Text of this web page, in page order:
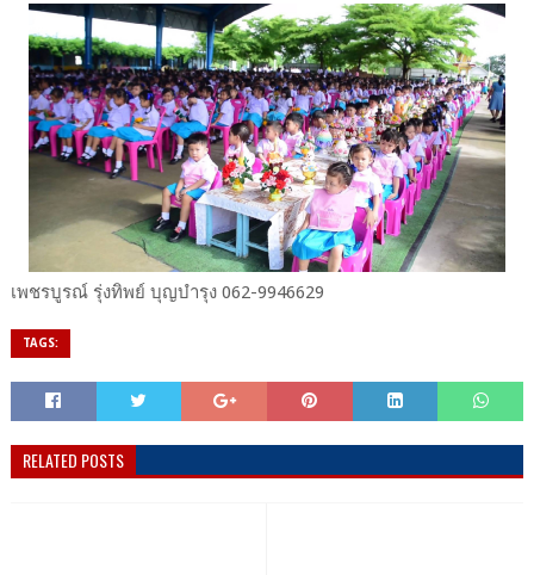
เพชรบูรณ์ รุ่งทิพย์ บุญบำรุง 062-9946629
TAGS:
RELATED POSTS